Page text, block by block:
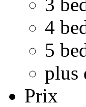
4
5
plus
Prix